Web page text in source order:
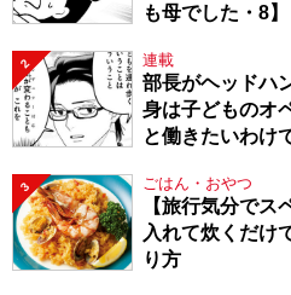
も母でした・8】
2 連載
部長がヘッドハ
身は子どものオ
と働きたいわけ
3 ごはん・おやつ
【旅行気分でス
入れて炊くだけ
り方